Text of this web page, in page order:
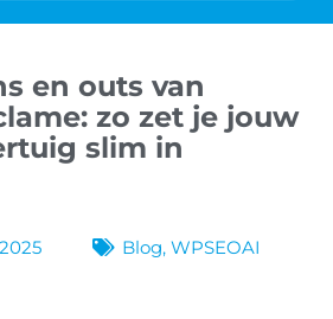
en outs van
zo zet je jouw
slim in
Blog, WPSEOAI